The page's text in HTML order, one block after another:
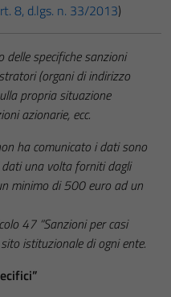
8, d.lgs. n. 33/2013)
specifiche sanzioni
(organi di indirizzo
propria situazione
azionarie, ecc.
ha comunicato i dati sono
una volta forniti dagli
minimo di 500 euro ad un
47 “Sanzioni per casi
istituzionale di ogni ente.